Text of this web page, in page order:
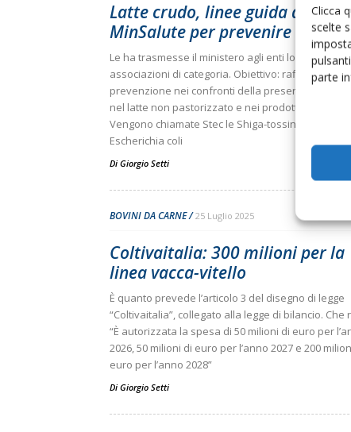
Clicca
scelte
parte
Latte crudo, linee guida di
MinSalute per prevenire le
Le ha trasmesse il ministero agli enti locali e alle
associazioni di categoria. Obiettivo: rafforzare la
prevenzione nei confronti della presenza delle
nel latte non pastorizzato e nei prodotti derivati.
Vengono chiamate Stec le Shiga-tossine prodotte
Escherichia coli
Di Giorgio Setti
BOVINI DA CARNE 25 Luglio 2025
Coltivaitalia: 300 milioni per la
linea vacca-vitello
È quanto prevede l’articolo 3 del disegno di legge
“Coltivaitalia”, collegato alla legge di bilancio. Che
“È autorizzata la spesa di 50 milioni di euro per
2026, 50 milioni di euro per l’anno 2027 e 200
euro per l’anno 2028”
Di Giorgio Setti